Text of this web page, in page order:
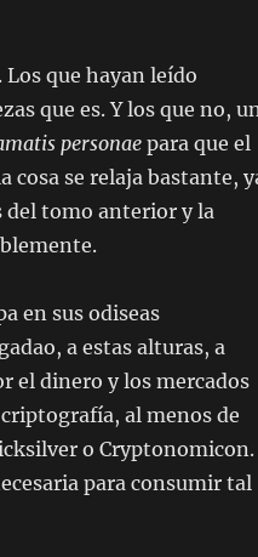
Los que hayan leído
que es. Y los que no,
personaepara que el
cosa se relaja bastante,
del tomo anterior y la
en sus odiseas
a estas alturas, a
el dinero y los mercados
al menos de
o Cryptonomicon.
para consumir tal